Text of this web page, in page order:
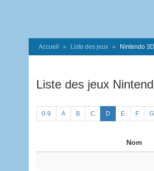
Accueil Liste des jeux Nintendo
Liste des jeux
0-9 A B C D E F G
Nom